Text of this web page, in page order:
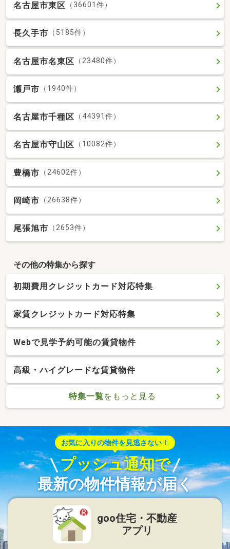
名古屋市東区 （36601件）
長久手市 （5185件）
名古屋市名東区 （23480件）
瀬戸市 （1940件）
名古屋市千種区 （44391件）
名古屋市守山区 （10082件）
豊橋市 （24602件）
岡崎市 （26638件）
尾張旭市 （2653件）
その他の特集から探す
初期費用クレジットカード対応特集
家賃クレジットカード対応特集
Webで見学予約可能の賃貸物件
高級・ハイグレードな賃貸物件
特集一覧をもっと見る
お気に入りの物件を見逃さない！
プッシュ通知で
最新の物件情報が届く
goo住宅・不動産
アプリ